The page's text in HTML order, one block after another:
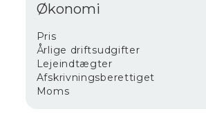
Økonomi
Pris
Årlige driftsudgifter
Lejeindtægter
Afskrivningsberettiget
Moms